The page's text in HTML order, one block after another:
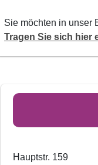
Sie möchten in unser
Tragen Sie sich hier
Hauptstr. 159